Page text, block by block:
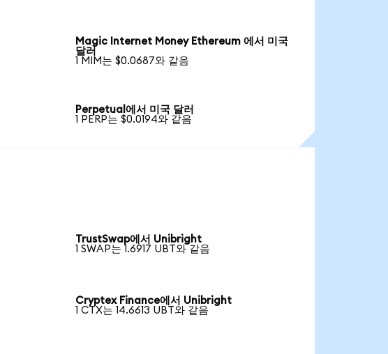
Magic Internet Money Ethereum 에서 미국
달러
1 MIM는 $0.0687와 같음
Perpetual에서 미국 달러
1 PERP는 $0.0194와 같음
TrustSwap에서 Unibright
1 SWAP는 1.6917 UBT와 같음
Cryptex Finance에서 Unibright
1 CTX는 14.6613 UBT와 같음